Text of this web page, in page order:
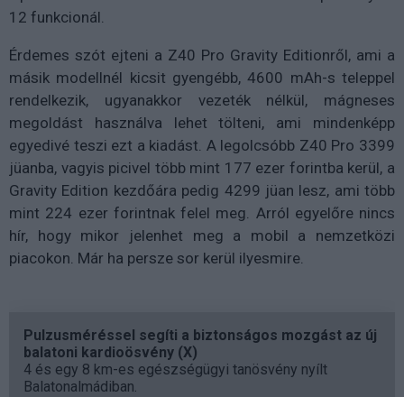
12 funkcionál.
Érdemes szót ejteni a Z40 Pro Gravity Editionről, ami a
másik modellnél kicsit gyengébb, 4600 mAh-s teleppel
rendelkezik, ugyanakkor vezeték nélkül, mágneses
megoldást használva lehet tölteni, ami mindenképp
egyedivé teszi ezt a kiadást. A legolcsóbb Z40 Pro 3399
jüanba, vagyis picivel több mint 177 ezer forintba kerül, a
Gravity Edition kezdőára pedig 4299 jüan lesz, ami több
mint 224 ezer forintnak felel meg. Arról egyelőre nincs
hír, hogy mikor jelenhet meg a mobil a nemzetközi
piacokon. Már ha persze sor kerül ilyesmire.
Pulzusméréssel segíti a biztonságos mozgást az új
balatoni kardioösvény (X)
4 és egy 8 km-es egészségügyi tanösvény nyílt
Balatonalmádiban.